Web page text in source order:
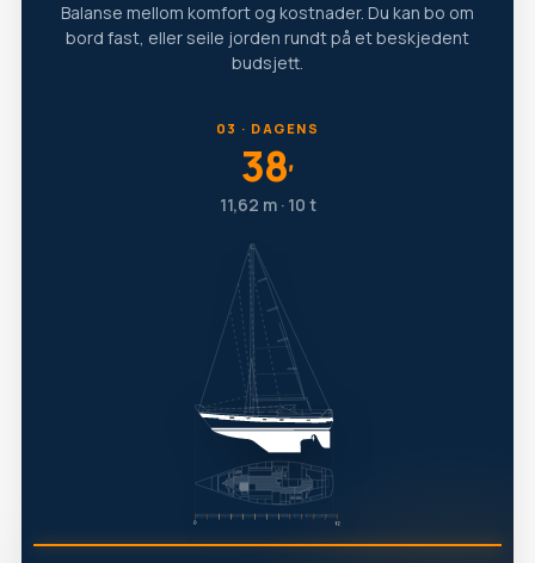
Balanse mellom komfort og kostnader. Du kan bo om
bord fast, eller seile jorden rundt på et beskjedent
budsjett.
03 · DAGENS
38′
11,62 m · 10 t